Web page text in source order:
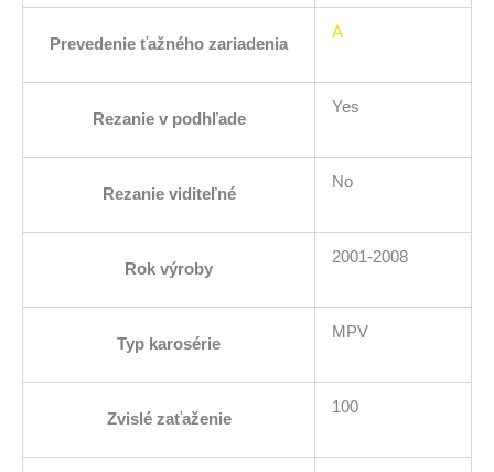
Prevedenie ťažného zariadenia
A
Rezanie v podhľade
Yes
Rezanie viditeľné
No
Rok výroby
2001-2008
Typ karosérie
MPV
Zvislé zaťaženie
100